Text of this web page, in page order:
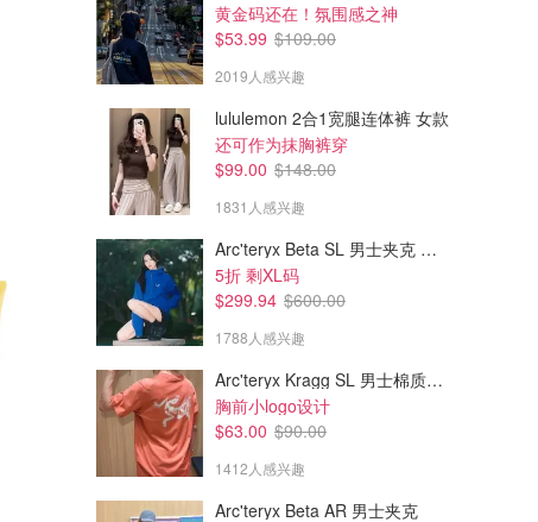
黄金码还在！氛围感之神
$53.99 $109.00
2019人感兴趣
lululemon 2合1宽腿连体裤 女款
还可作为抹胸裤穿
$99.00 $148.00
1831人感兴趣
Arc'teryx Beta SL 男士夹克 黑色
5折 剩XL码
$299.94 $600.00
1788人感兴趣
Arc'teryx Kragg SL 男士棉质短袖T恤
胸前小logo设计
$63.00 $90.00
1412人感兴趣
Arc'teryx Beta AR 男士夹克